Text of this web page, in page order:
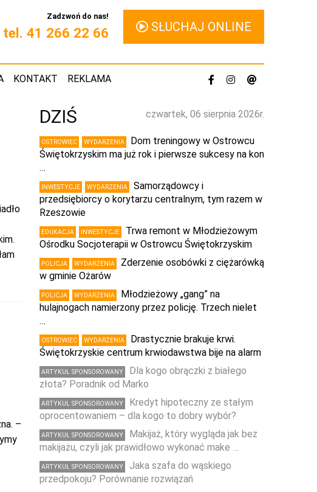
Zadzwoń do nas!
tel. 41 266 22 66 SŁUCHAJ ONLINE
KONTAKT REKLAMA
–
czwartek, 06 sierpnia 2026r.
DZIŚ
OSTROWIEC WYDARZENIA
Dom treningowy w Ostrowcu
Świętokrzyskim ma już rok i pierwsze sukcesy na kon
…
INWESTYCJE WYDARZENIA
Samorządowcy i
przedsiębiorcy o korytarzu centralnym, tym razem w
Rzeszowie
EDUKACJA INWESTYCJE
Trwa remont w Młodzieżowym
Ośrodku Socjoterapii w Ostrowcu Świętokrzyskim
POLICJA WYDARZENIA
Zderzenie osobówki z ciężarówką
w gminie Ożarów
POLICJA WYDARZENIA
Młodzieżowy „gang” na
hulajnogach namierzony przez policję. Trzech nielet
…
OSTROWIEC WYDARZENIA
Drastycznie brakuje krwi.
Świętokrzyskie centrum krwiodawstwa bije na alarm
ARTYKUŁ SPONSOROWANY
Dla kogo obrączki z białego
złota? Poradnik od Marko
ARTYKUŁ SPONSOROWANY
Kredyt hipoteczny ze stałym
oprocentowaniem – dla kogo to dobry wybór?
ARTYKUŁ SPONSOROWANY
Makijaż, który wygląda jak bez
makijażu, czyli jak prawidłowo wykonać make …
ARTYKUŁ SPONSOROWANY
Jaka szafa do wąskiego
przedpokoju? Porównanie rozwiązań